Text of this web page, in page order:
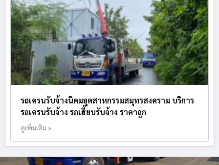
รถเครนรับจ้างนิคมอุตสาหกรรมสมุทรสงคราม บริการ
รถเครนรับจ้าง รถเฮี๊ยบรับจ้าง ราคาถูก
ดูเพิ่มเติม »